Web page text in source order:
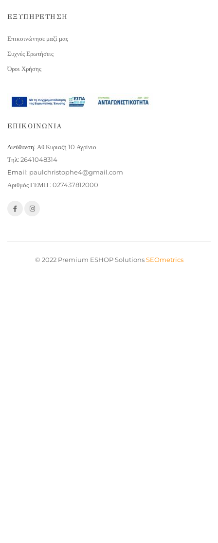
ΕΞΥΠΗΡΕΤΗΣΗ
Επικοινώνησε μαζί μας
Συχνές Ερωτήσεις
Όροι Χρήσης
ΕΠΙΚΟΙΝΩΝΙΑ
Διεύθυνση: Αθ.Κυριαζή 10 Αγρίνιο
Τηλ: 2641048314
Email: paulchristophe4@gmail.com
Αριθμός ΓΕΜΗ : 027437812000
© 2022 Premium ESHOP SolutionsSEOmetrics